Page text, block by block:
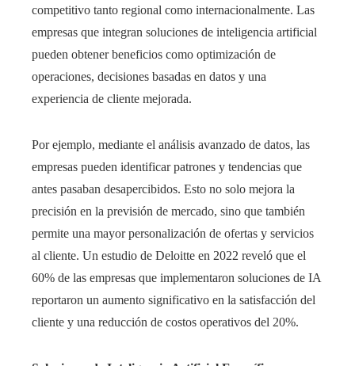
competitivo tanto regional como internacionalmente. Las
empresas que integran soluciones de inteligencia artificial
pueden obtener beneficios como optimización de
operaciones, decisiones basadas en datos y una
experiencia de cliente mejorada.
Por ejemplo, mediante el análisis avanzado de datos, las
empresas pueden identificar patrones y tendencias que
antes pasaban desapercibidos. Esto no solo mejora la
precisión en la previsión de mercado, sino que también
permite una mayor personalización de ofertas y servicios
al cliente. Un estudio de Deloitte en 2022 reveló que el
60% de las empresas que implementaron soluciones de IA
reportaron un aumento significativo en la satisfacción del
cliente y una reducción de costos operativos del 20%.